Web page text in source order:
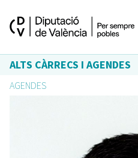
ALTS CÀRRECS I AGENDES
AGENDES